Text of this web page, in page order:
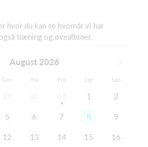
hvor du kan se hvornår vi har
træning og øveaftener.
August 2026
Ons Tor Fre Lør Søn
1 2
5 6 7 8 9
12 13 14 15 16